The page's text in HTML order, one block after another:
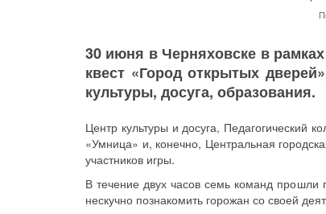
30 июня в Черняховске в
квест «Город открытых
культуры, досуга, образования.
Центр культуры и досуга, Педагогический
«Умница» и, конечно, Центральная
участников игры.
В течение двух часов семь команд
нескучно познакомить горожан со своей